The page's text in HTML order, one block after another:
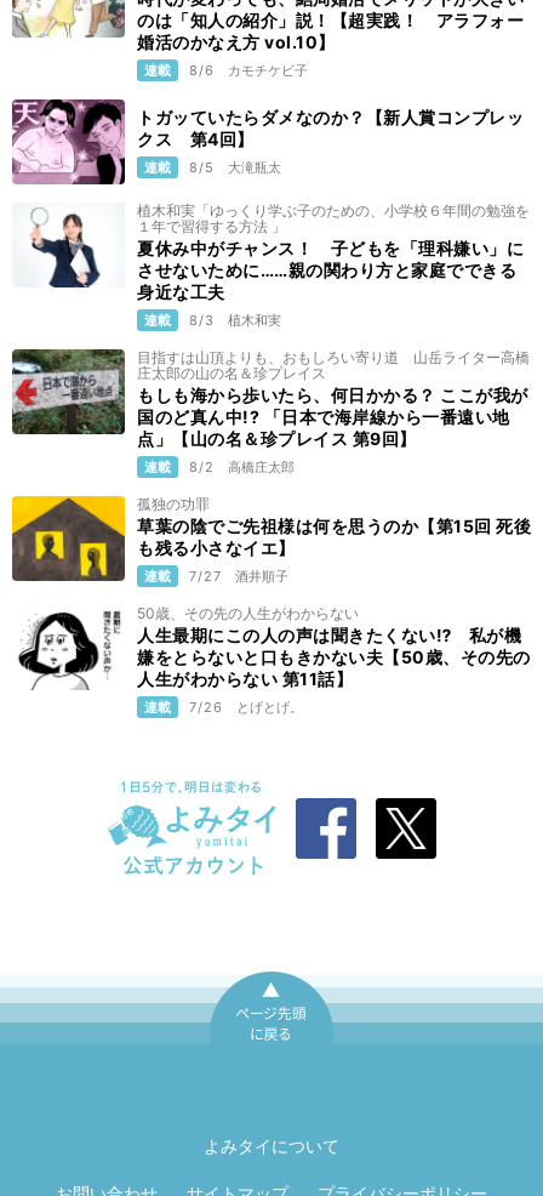
のは「知人の紹介」説！【超実践！ アラフォー
婚活のかなえ方 vol.10】
連載 8/6 カモチケビ子
トガッていたらダメなのか？【新人賞コンプレッ
クス 第4回】
連載 8/5 大滝瓶太
植木和実「ゆっくり学ぶ子のための、小学校６年間の勉強を
１年で習得する方法 」
夏休み中がチャンス！ 子どもを「理科嫌い」に
させないために……親の関わり方と家庭でできる
身近な工夫
連載 8/3 植木和実
目指すは山頂よりも、おもしろい寄り道 山岳ライター高橋
庄太郎の山の名＆珍プレイス
もしも海から歩いたら、何日かかる？ ここが我が
国のど真ん中!? 「日本で海岸線から一番遠い地
点」【山の名＆珍プレイス 第9回】
連載 8/2 高橋庄太郎
孤独の功罪
草葉の陰でご先祖様は何を思うのか【第15回 死後
も残る小さなイエ】
連載 7/27 酒井順子
50歳、その先の人生がわからない
人生最期にこの人の声は聞きたくない⁉ 私が機
嫌をとらないと口もきかない夫【50歳、その先の
人生がわからない 第11話】
連載 7/26 とげとげ。
よみタイについて